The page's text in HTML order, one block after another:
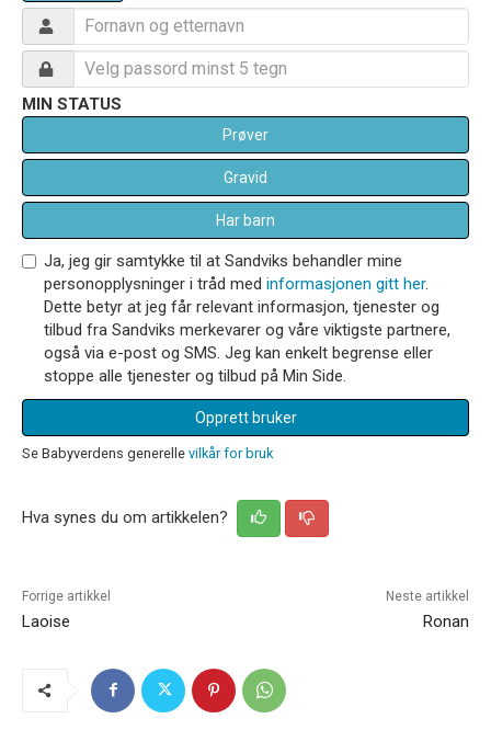
MIN STATUS
Prøver
Gravid
Har barn
Ja, jeg gir samtykke til at Sandviks behandler mine
personopplysninger i tråd med informasjonen gitt her.
Dette betyr at jeg får relevant informasjon, tjenester og
tilbud fra Sandviks merkevarer og våre viktigste partnere,
også via e-post og SMS. Jeg kan enkelt begrense eller
stoppe alle tjenester og tilbud på Min Side.
Opprett bruker
Se Babyverdens generelle vilkår for bruk
Hva synes du om artikkelen?
Forrige artikkel
Laoise
Neste artikkel
Ronan